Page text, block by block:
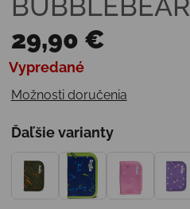
29,90 €
Jednotková cena:
Vypredané
Možnosti doručenia
Ďaľšie varianty